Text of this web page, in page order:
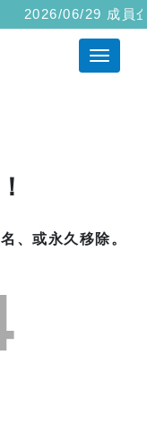
2026/06/29 成員
、或永久移除。